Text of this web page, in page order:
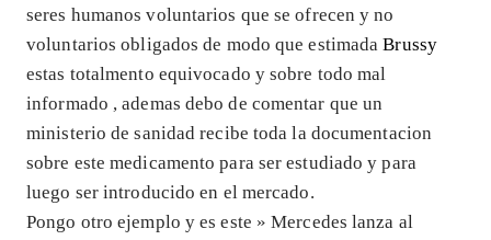
seres humanos voluntarios que se ofrecen y no
voluntarios obligados de modo que estimadaBrussy
estas totalmento equivocado y sobre todo mal
informado , ademas debo de comentar que un
ministerio de sanidad recibe toda la documentacion
sobre este medicamento para ser estudiado y para
luego ser introducido en el mercado.
Pongo otro ejemplo y es este » Mercedes lanza al